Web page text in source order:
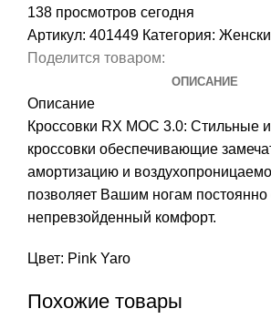
138 просмотров сегодня
Артикул: 401449 Категория:
Поделится товаром:
ОПИСАНИЕ
Описание
Кроссовки RX MOC 3.0: Стильные
кроссовки обеспечивающие
амортизацию и
позволяет Вашим ногам
непревзойденный комфорт.
Цвет: Pink Yaro
Похожие товары